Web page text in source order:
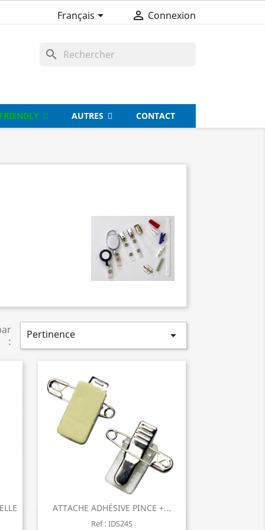
Français  Connexion
search
AUTRES CONTACT
:
Pertinence 
ATTACHE ADHÉSIVE PINCE +...
Ref : IDS24S
Aperçu rapide